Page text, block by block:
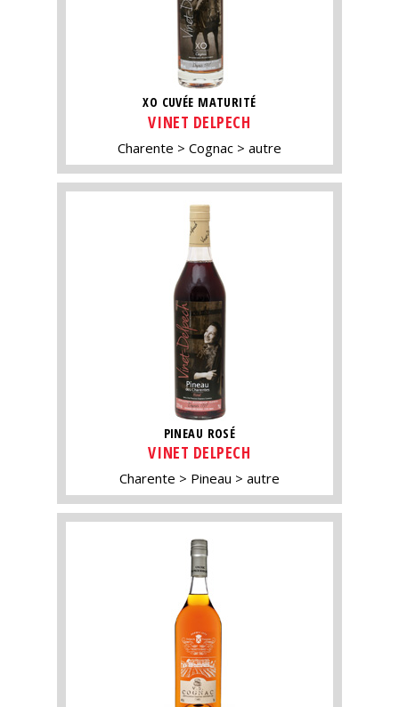
XO CUVÉE MATURITÉ
VINET DELPECH
Charente Cognac autre
PINEAU ROSÉ
VINET DELPECH
Charente Pineau autre